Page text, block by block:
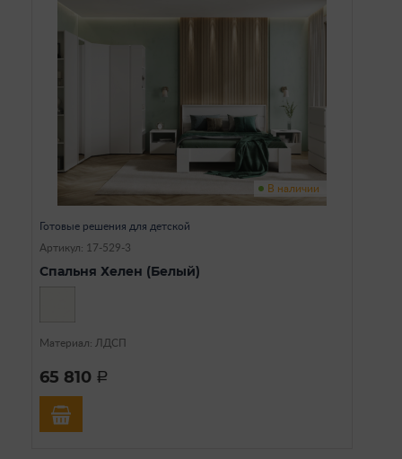
В наличии
Готовые решения для детской
Артикул: 17-529-3
Спальня Хелен (Белый)
Материал: ЛДСП
65 810 a